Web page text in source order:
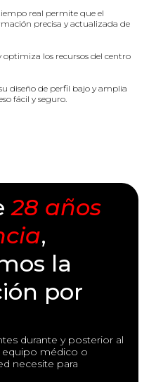
real permite que el
precisa y actualizada de
optimiza los recursos del centro
diseño de perfil bajo y amplia
fácil y seguro.
28 años
,
la
por
durante y posterior al
equipo médico o
necesite para